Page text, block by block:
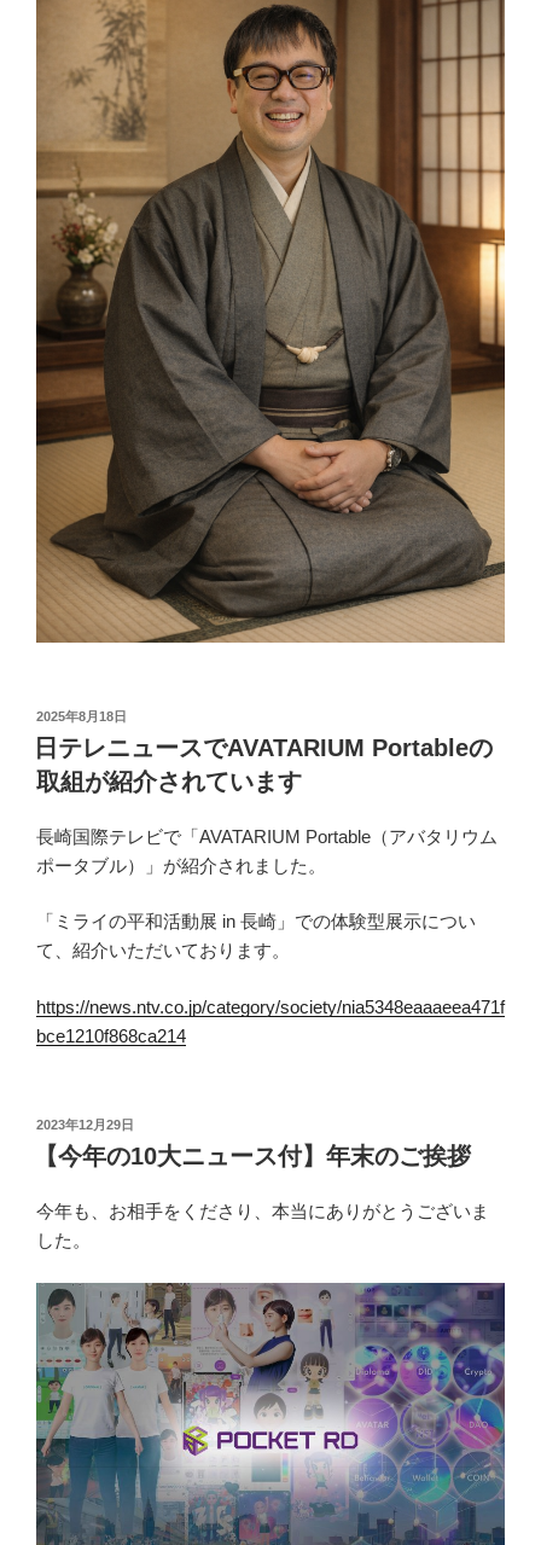
投
稿
日:
2025年8月18日
日テレニュースでAVATARIUM Portableの
取組が紹介されています
長崎国際テレビで「AVATARIUM Portable（アバタリウム
ポータブル）」が紹介されました。
「ミライの平和活動展 in 長崎」での体験型展示につい
て、紹介いただいております。
https://news.ntv.co.jp/category/society/nia5348eaaaeea471f
bce1210f868ca214
投
日:
2023年12月29日
【今年の10大ニュース付】年末のご挨拶
今年も、お相手をくださり、本当にありがとうございま
した。